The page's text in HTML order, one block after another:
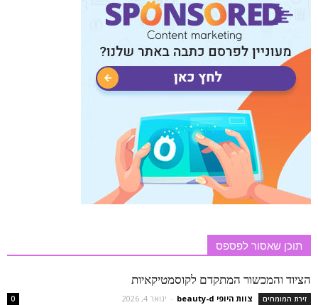
תוכן שאסור לפספס
הציוד והמכשור המתקדם לקוסמטיקאיות
זירת המומחים צוות היופי beauty-d - ינואר 4, 2026 0